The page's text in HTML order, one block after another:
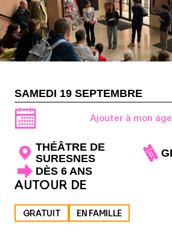
SAMEDI 19 SEPTEMBRE
Ajouter à mon
THÉÂTRE DE
SURESNES
DÈS 6 ANS
AUTOUR DE
GRATUIT EN FAMILLE